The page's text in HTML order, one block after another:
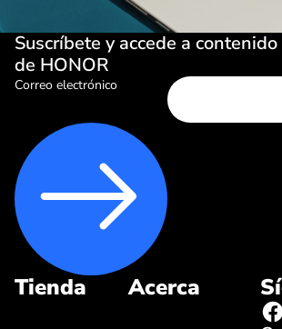
Suscríbete y accede a
de HONOR
Correo electrónico
Tienda Acerca